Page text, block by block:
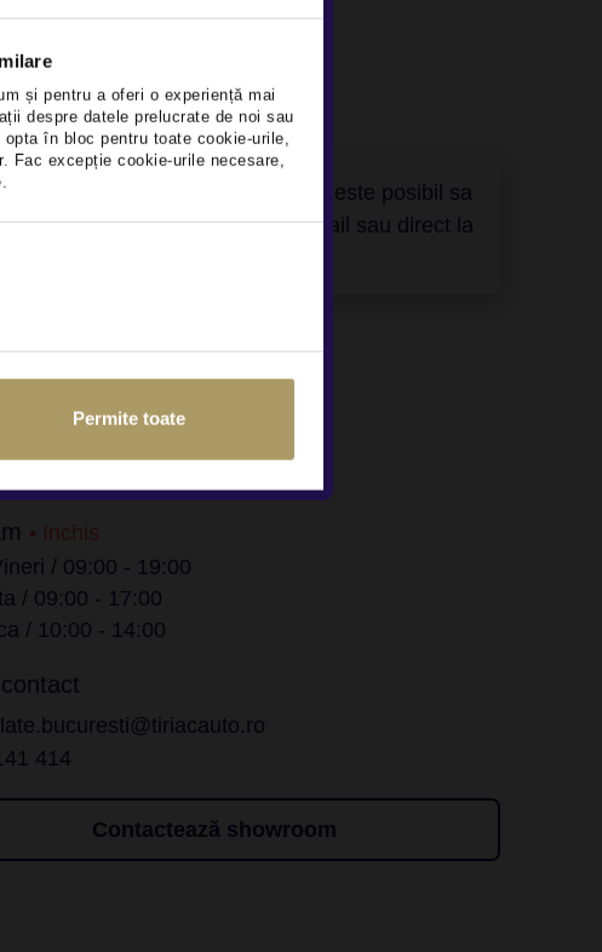
și pentru a oferi o experiență mai
despre datele prelucrate de noi sau
opta în bloc pentru toate cookie-urile,
Fac excepție cookie-urile necesare,
Permite toate
la incarcarea lor pe site, este posibil sa
contactati (pe site, telefonic, email sau direct la
• Inchis
/ 09:00 - 19:00
/ 09:00 - 17:00
/ 10:00 - 14:00
414
Contactează showroom